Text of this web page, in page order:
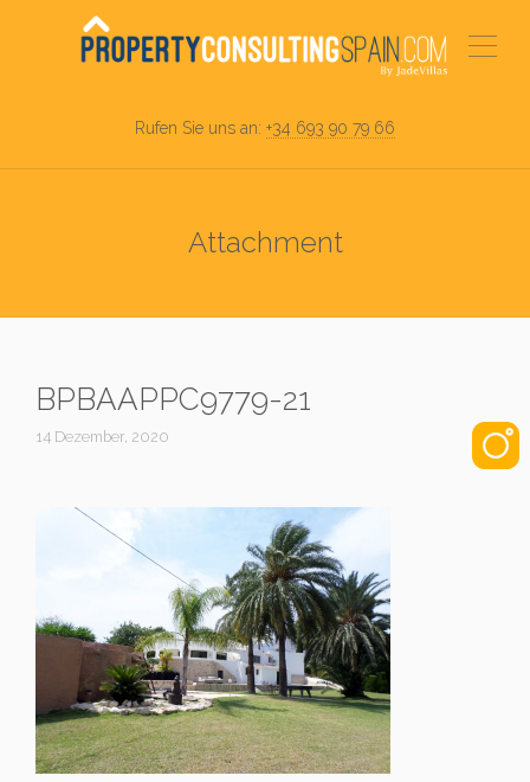
Rufen Sie uns an: +34 693 90 79 66
Attachment
BPBAAPPC9779-21
14 Dezember, 2020